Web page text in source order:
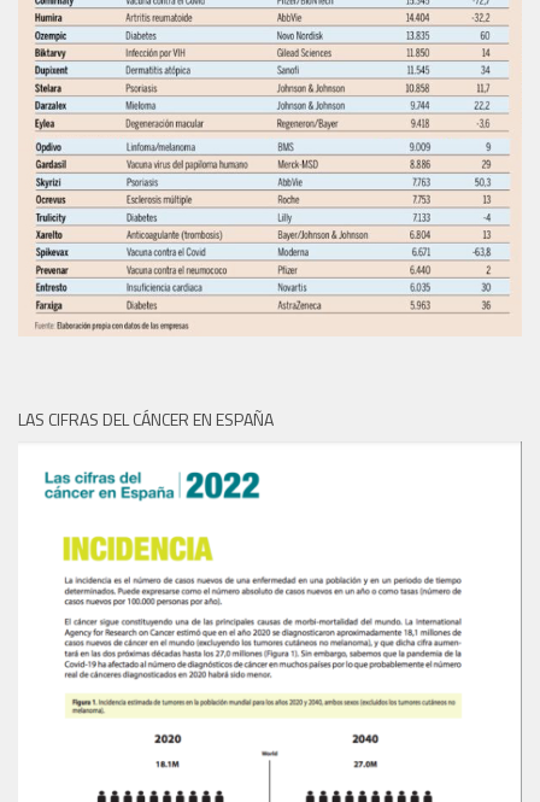
LAS CIFRAS DEL CÁNCER EN ESPAÑA